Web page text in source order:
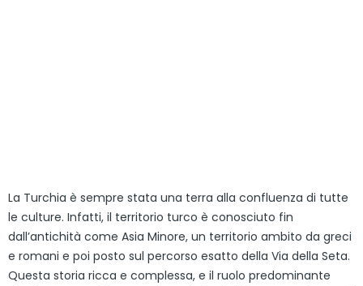
La Turchia è sempre stata una terra alla confluenza di tutte
le culture. Infatti, il territorio turco è conosciuto fin
dall’antichità come Asia Minore, un territorio ambito da greci
e romani e poi posto sul percorso esatto della Via della Seta.
Questa storia ricca e complessa, e il ruolo predominante